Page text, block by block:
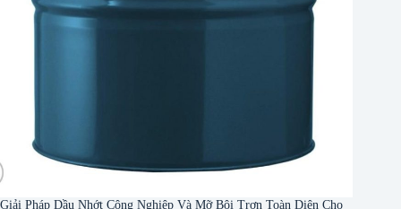
Giải Pháp Dầu Nhớt Công Nghiệp Và Mỡ Bôi Trơn Toàn Diện Cho